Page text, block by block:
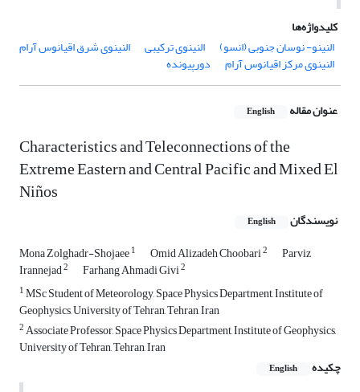
کلیدواژه‌ها
ال‏نینو- نوسان جنوبی (انسو)
ال‏نینوی ترکیبی ال‏نینوی شرق اقیانوس آرام
ال‏نینوی مرکز اقیانوس آرام دورپیونده
عنوان مقاله English
Characteristics and Teleconnections of the
Extreme Eastern and Central Pacific and Mixed El
Niños
نویسندگان English
Mona Zolghadr-Shojaee1 Omid Alizadeh Choobari2 Parviz
Irannejad2 Farhang Ahmadi Givi2
1MSc Student of Meteorology, Space Physics Department, Institute of
Geophysics, University of Tehran, Tehran, Iran
2Associate Professor, Space Physics Department, Institute of Geophysics,
University of Tehran, Tehran, Iran
چکیده
English